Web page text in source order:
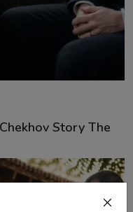
Story The